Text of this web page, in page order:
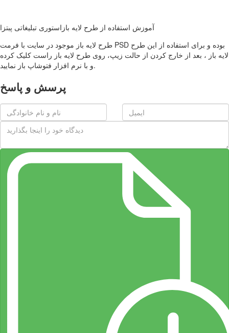
آموزش استفاده از طرح لایه بازاستوری تبلیغاتی پبتزا
طرح لایه باز موجود در سایت با فرمت PSD بوده و برای استفاده از این طرح
لایه باز ، بعد از خارج کردن از حالت زیپ، روی طرح لایه باز راست کلیک کرده
و با نرم افزار فتوشاپ باز نمایید.
پرسش و پاسخ